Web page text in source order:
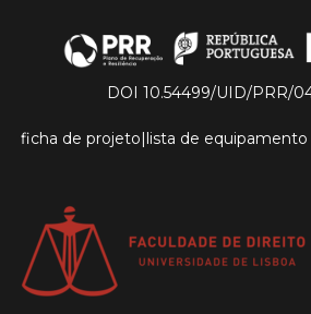
DOI 10.54499/UID/PRR/
ficha de projeto|lista de equipamento